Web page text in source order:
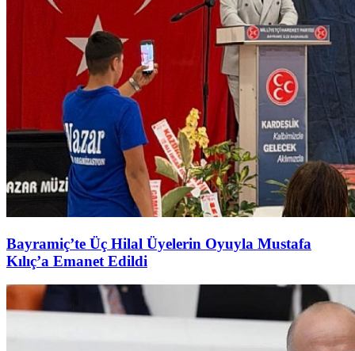
Bayramiç’te Üç Hilal Üyelerin Oyuyla Mustafa
Kılıç’a Emanet Edildi